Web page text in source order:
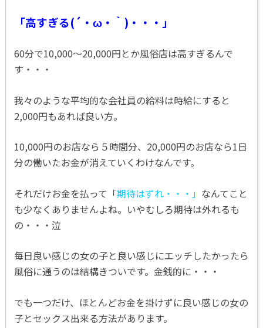
「高すぎる(´・ω・｀)・・・」
60分で10,000～20,000円とか風俗店は高すぎるんで
す・・・
我々のような平均的な会社員の給料は時給にすると
2,000円もあれば良い方。
10,000円のお店なら５時間分、20,000円のお店なら1日
分の働いたお金が消えていくわけなんです。
それだけお金を払って「期待はずれ・・・」 なんてこと
も少なくありませんよね。いやむしろ期待は外れるも
の・・・泣
毎日良い感じの女の子と良い感じにエッチしたかったら
風俗に通うのは結構きついです。金銭的に・・・
でも一つだけ、ほとんどお金を掛けずに良い感じの女の
子とセックス出来る方法があります。